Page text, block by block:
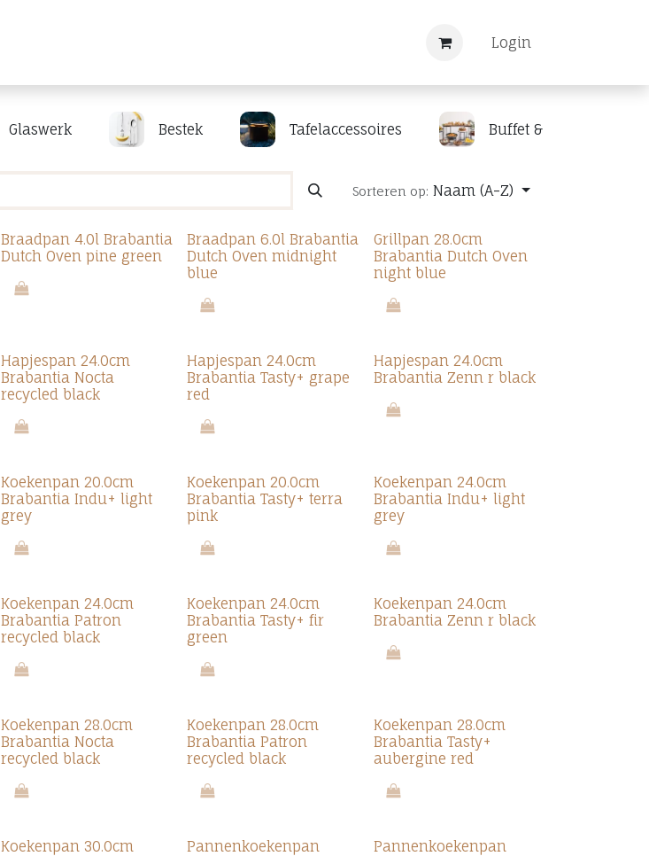
Login
Glaswerk Bestek Tafelaccessoires Buffet & display
Sorteren op: Naam (A-Z)
Braadpan 4.0l Brabantia
Dutch Oven pine green
Braadpan 6.0l Brabantia
Dutch Oven midnight
blue
Grillpan 28.0cm
Brabantia Dutch Oven
night blue
Hapjespan 24.0cm
Brabantia Nocta
recycled black
Hapjespan 24.0cm
Brabantia Tasty+ grape
red
Hapjespan 24.0cm
Brabantia Zenn r black
Koekenpan 20.0cm
Brabantia Indu+ light
grey
Koekenpan 20.0cm
Brabantia Tasty+ terra
pink
Koekenpan 24.0cm
Brabantia Indu+ light
grey
Koekenpan 24.0cm
Brabantia Patron
recycled black
Koekenpan 24.0cm
Brabantia Tasty+ fir
green
Koekenpan 24.0cm
Brabantia Zenn r black
Koekenpan 28.0cm
Brabantia Nocta
recycled black
Koekenpan 28.0cm
Brabantia Patron
recycled black
Koekenpan 28.0cm
Brabantia Tasty+
aubergine red
Koekenpan 30.0cm
Pannenkoekenpan
Pannenkoekenpan